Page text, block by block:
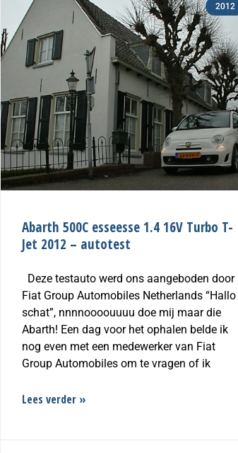
2012
Abarth 500C esseesse 1.4 16V Turbo T-
Jet 2012 – autotest
Deze testauto werd ons aangeboden door
Fiat Group Automobiles Netherlands “Hallo
schat”, nnnnoooouuuu doe mij maar die
Abarth! Een dag voor het ophalen belde ik
nog even met een medewerker van Fiat
Group Automobiles om te vragen of ik
Lees verder »